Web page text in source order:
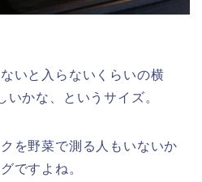
いと入らないくらいの横
かな、というサイズ。
を野菜で測る人もいないか
ですよね。